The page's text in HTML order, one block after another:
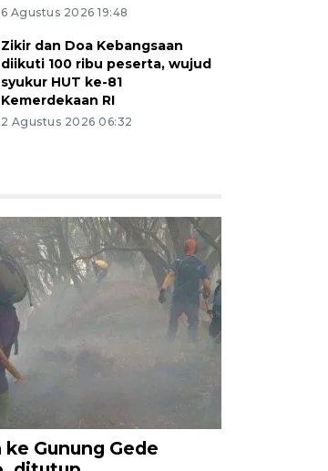
6 Agustus 2026 19:48
Zikir dan Doa Kebangsaan
diikuti 100 ribu peserta, wujud
syukur HUT ke-81
Kemerdekaan RI
2 Agustus 2026 06:32
Gunung Gede